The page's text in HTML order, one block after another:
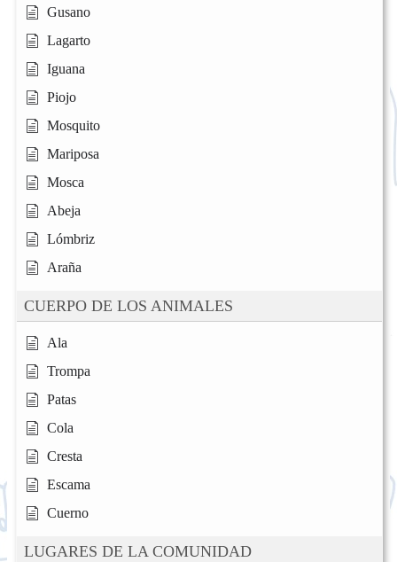
Gusano
Lagarto
Iguana
Piojo
Mosquito
Mariposa
Mosca
Abeja
Lómbriz
Araña
CUERPO DE LOS ANIMALES
Ala
Trompa
Patas
Cola
Cresta
Escama
Cuerno
LUGARES DE LA COMUNIDAD